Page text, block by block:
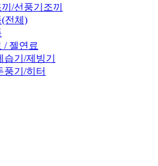
/선풍기조끼
(전체)
/ 젤연료
습기/제빙기
풍기/히터